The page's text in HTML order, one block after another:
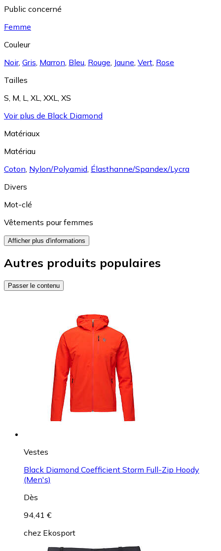
Public concerné
Femme
Couleur
Noir, Gris Marron Bleu Rouge Jaune Vert Rose
Tailles
S M L XL XXL
XS
Voir plus de Black Diamond
Matériaux
Matériau
Coton Nylon/Polyamid Élasthanne/Spandex/Lycra
Divers
Mot-clé
Vêtements pour femmes
Afficher plus d'informations
Autres produits populaires
Passer le contenu
Vestes
Black Diamond Coefficient Storm Full-Zip Hoody
(Men's)
Dès
94,41 €
chez Ekosport